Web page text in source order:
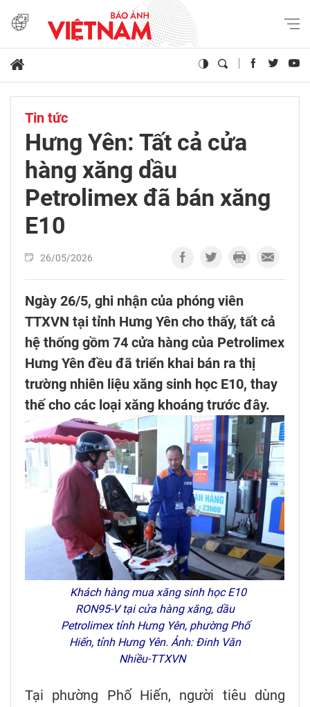
Tin tức
Hưng Yên: Tất cả cửa
hàng xăng dầu
Petrolimex đã bán xăng
E10
26/05/2026
Ngày 26/5, ghi nhận của phóng viên
TTXVN tại tỉnh Hưng Yên cho thấy, tất cả
hệ thống gồm 74 cửa hàng của Petrolimex
Hưng Yên đều đã triển khai bán ra thị
trường nhiên liệu xăng sinh học E10, thay
thế cho các loại xăng khoáng trước đây.
Khách hàng mua xăng sinh học E10
RON95-V tại cửa hàng xăng, dầu
Petrolimex tỉnh Hưng Yên, phường Phố
Hiến, tỉnh Hưng Yên. Ảnh: Đinh Văn
Nhiều-TTXVN
Tại phường Phố Hiến, người tiêu dùng